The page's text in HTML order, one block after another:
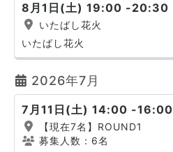
8月1日(土) 19:00 -20:30
いたばし花火
いたばし花火
2026年7月
7月11日(土) 14:00 -16:00
【現在7名】ROUND1
募集人数：6名